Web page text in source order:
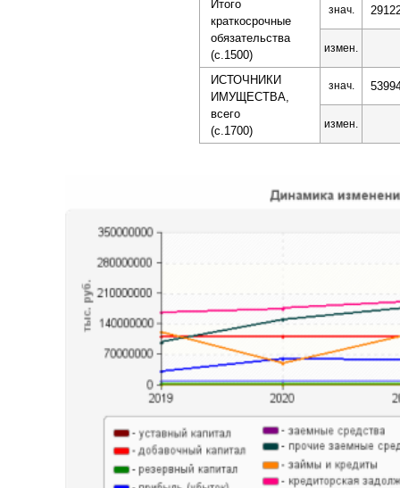
Итого
краткосрочные
обязательства
(с.1500)
знач.
измен.
ИСТОЧНИКИ
ИМУЩЕСТВА,
всего
(с.1700)
знач.
измен.